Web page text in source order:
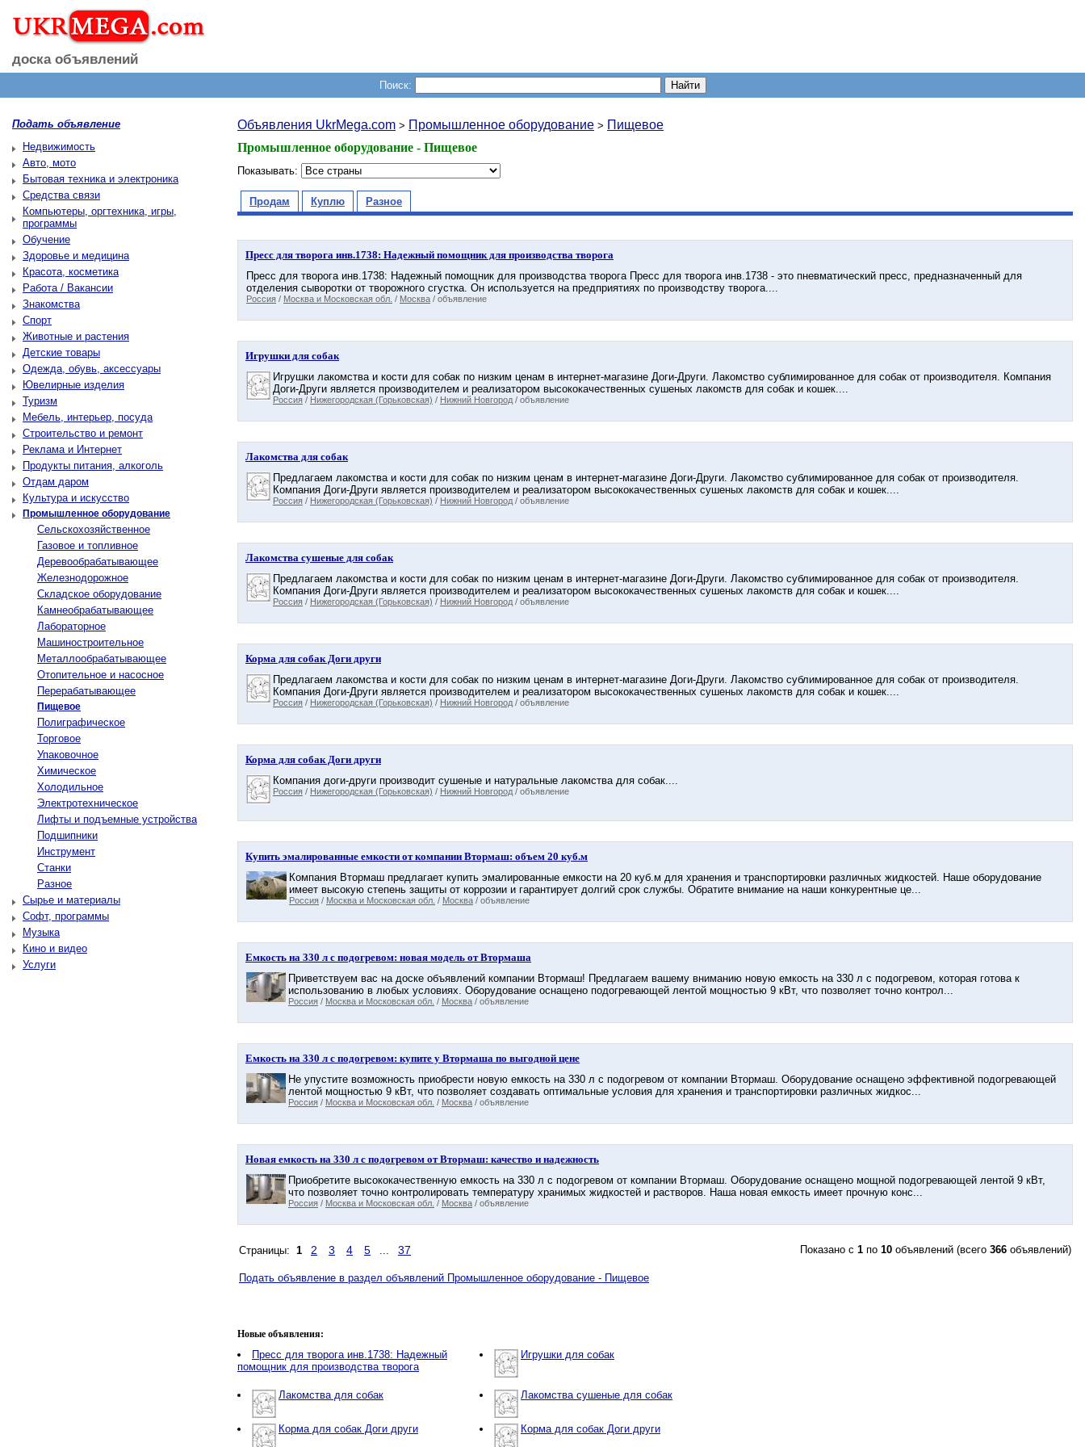
доска объявлений
Поиск:
Подать объявление
Недвижимость
Авто, мото
Бытовая техника и электроника
Средства связи
Компьютеры, оргтехника, игры,
программы
Обучение
Здоровье и медицина
Красота, косметика
Работа / Вакансии
Знакомства
Спорт
Животные и растения
Детские товары
Одежда, обувь, аксессуары
Ювелирные изделия
Туризм
Мебель, интерьер, посуда
Строительство и ремонт
Реклама и Интернет
Продукты питания, алкоголь
Отдам даром
Культура и искусство
Промышленное оборудование
Сельскохозяйственное
Газовое и топливное
Деревообрабатывающее
Железнодорожное
Складское оборудование
Камнеобрабатывающее
Лабораторное
Машиностроительное
Металлообрабатывающее
Отопительное и насосное
Перерабатывающее
Пищевое
Полиграфическое
Торговое
Упаковочное
Химическое
Холодильное
Электротехническое
Лифты и подъемные устройства
Подшипники
Инструмент
Станки
Разное
Сырье и материалы
Софт, программы
Музыка
Кино и видео
Услуги
Объявления UkrMega.com > Промышленное оборудование > Пищевое
Промышленное оборудование - Пищевое
Показывать:
Продам Куплю Разное
Пресс для творога инв.1738: Надежный помощник для производства творога
Пресс для творога инв.1738: Надежный помощник для производства творога Пресс для творога инв.1738 - это пневматический пресс, предназначенный для
отделения сыворотки от творожного сгустка. Он используется на предприятиях по производству творога....
Россия / Москва и Московская обл. / Москва / объявление
Игрушки для собак
Игрушки лакомства и кости для собак по низким ценам в интернет-магазине Доги-Други. Лакомство сублимированное для собак от производителя. Компания
Доги-Други является производителем и реализатором высококачественных сушеных лакомств для собак и кошек....
Россия / Нижегородская (Горьковская) / Нижний Новгород / объявление
Лакомства для собак
Предлагаем лакомства и кости для собак по низким ценам в интернет-магазине Доги-Други. Лакомство сублимированное для собак от производителя.
Компания Доги-Други является производителем и реализатором высококачественных сушеных лакомств для собак и кошек....
Россия / Нижегородская (Горьковская) / Нижний Новгород / объявление
Лакомства сушеные для собак
Предлагаем лакомства и кости для собак по низким ценам в интернет-магазине Доги-Други. Лакомство сублимированное для собак от производителя.
Компания Доги-Други является производителем и реализатором высококачественных сушеных лакомств для собак и кошек....
Россия / Нижегородская (Горьковская) / Нижний Новгород / объявление
Корма для собак Доги други
Предлагаем лакомства и кости для собак по низким ценам в интернет-магазине Доги-Други. Лакомство сублимированное для собак от производителя.
Компания Доги-Други является производителем и реализатором высококачественных сушеных лакомств для собак и кошек....
Россия / Нижегородская (Горьковская) / Нижний Новгород / объявление
Корма для собак Доги други
Компания доги-други производит сушеные и натуральные лакомства для собак....
Россия / Нижегородская (Горьковская) / Нижний Новгород / объявление
Купить эмалированные емкости от компании Втормаш: объем 20 куб.м
Компания Втормаш предлагает купить эмалированные емкости на 20 куб.м для хранения и транспортировки различных жидкостей. Наше оборудование
имеет высокую степень защиты от коррозии и гарантирует долгий срок службы. Обратите внимание на наши конкурентные це...
Россия / Москва и Московская обл. / Москва / объявление
Емкость на 330 л с подогревом: новая модель от Втормаша
Приветствуем вас на доске объявлений компании Втормаш! Предлагаем вашему вниманию новую емкость на 330 л с подогревом, которая готова к
использованию в любых условиях. Оборудование оснащено подогревающей лентой мощностью 9 кВт, что позволяет точно контрол...
Россия / Москва и Московская обл. / Москва / объявление
Емкость на 330 л с подогревом: купите у Втормаша по выгодной цене
Не упустите возможность приобрести новую емкость на 330 л с подогревом от компании Втормаш. Оборудование оснащено эффективной подогревающей
лентой мощностью 9 кВт, что позволяет создавать оптимальные условия для хранения и транспортировки различных жидкос...
Россия / Москва и Московская обл. / Москва / объявление
Новая емкость на 330 л с подогревом от Втормаш: качество и надежность
Приобретите высококачественную емкость на 330 л с подогревом от компании Втормаш. Оборудование оснащено мощной подогревающей лентой 9 кВт,
что позволяет точно контролировать температуру хранимых жидкостей и растворов. Наша новая емкость имеет прочную конс...
Россия / Москва и Московская обл. / Москва / объявление
Страницы: 1 2 3 4 5 ... 37 Показано с 1 по 10 объявлений (всего 366 объявлений)
Подать объявление в раздел объявлений Промышленное оборудование - Пищевое
Новые объявления:
Пресс для творога инв.1738: Надежный
помощник для производства творога
Игрушки для собак
Лакомства для собак Лакомства сушеные для собак
Корма для собак Доги други Корма для собак Доги други